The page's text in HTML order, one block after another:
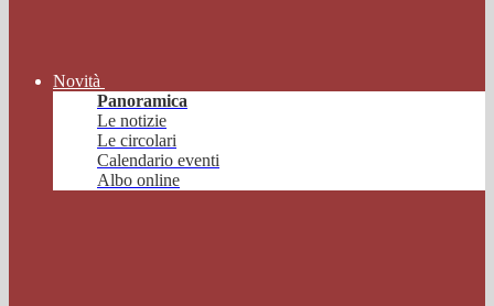
Novità
Panoramica
Le notizie
Le circolari
Calendario eventi
Albo online